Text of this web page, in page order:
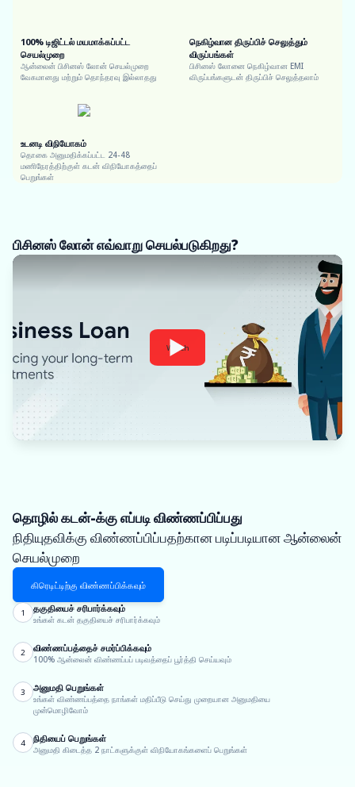
100% டிஜிட்டல் மயமாக்கப்பட்ட
செயல்முறை
ஆன்லைன் பிசினஸ் லோன் செயல்முறை
வேகமானது மற்றும் தொந்தரவு இல்லாதது
நெகிழ்வான திருப்பிச் செலுத்தும்
விருப்பங்கள்
பிசினஸ் லோனை நெகிழ்வான EMI
விருப்பங்களுடன் திருப்பிச் செலுத்தலாம்
உடனடி விநியோகம்
தொகை அனுமதிக்கப்பட்ட 24-48
மணிநேரத்திற்குள் கடன் விநியோகத்தைப்
பெறுங்கள்
பிசினஸ் லோன் எவ்வாறு செயல்படுகிறது?
Watch
தொழில் கடன்-க்கு எப்படி விண்ணப்பிப்பது
நிதியுதவிக்கு விண்ணப்பிப்பதற்கான படிப்படியான ஆன்லைன்
செயல்முறை
கிரெடிட்டிற்கு விண்ணப்பிக்கவும்
1 தகுதியைச் சரிபார்க்கவும்
உங்கள் கடன் தகுதியைச் சரிபார்க்கவும்
2 விண்ணப்பத்தைச் சமர்ப்பிக்கவும்
100% ஆன்லைன் விண்ணப்பப் படிவத்தைப் பூர்த்தி செய்யவும்
3 அனுமதி பெறுங்கள்
உங்கள் விண்ணப்பத்தை நாங்கள் மதிப்பீடு செய்து முறையான அனுமதியை
முன்மொழிவோம்
4 நிதியைப் பெறுங்கள்
அனுமதி கிடைத்த 2 நாட்களுக்குள் விநியோகங்களைப் பெறுங்கள்